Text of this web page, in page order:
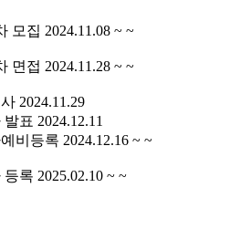
모집 2024.11.08 ~ ~
면접 2024.11.28 ~ ~
2024.11.29
발표 2024.12.11
비등록 2024.12.16 ~ ~
등록 2025.02.10 ~ ~